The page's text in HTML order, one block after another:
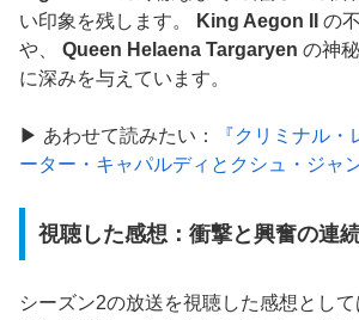
い印象を残します。
King Aegon II
の
や、 Queen Helaena Targaryen の神
に深みを与えています。
▶ あわせて読みたい：
『クリミナル
ーター・キャパルディとクシュ・ジャ
視聴した感想：衝撃と興奮の連
シーズン2の放送を視聴した感想とし